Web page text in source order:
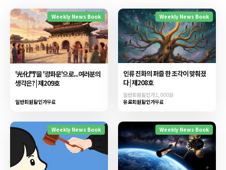
Weekly News Book
'光化門'을 '광화문'으로...여러분의
생각은? | 제209호
일반회원할인가무료
Weekly News Book
인류 진화의 퍼즐 한 조각이 맞춰졌
다 | 제208호
일반회원할인가2,000원
유료회원할인가무료
Weekly News Book Weekly News Book